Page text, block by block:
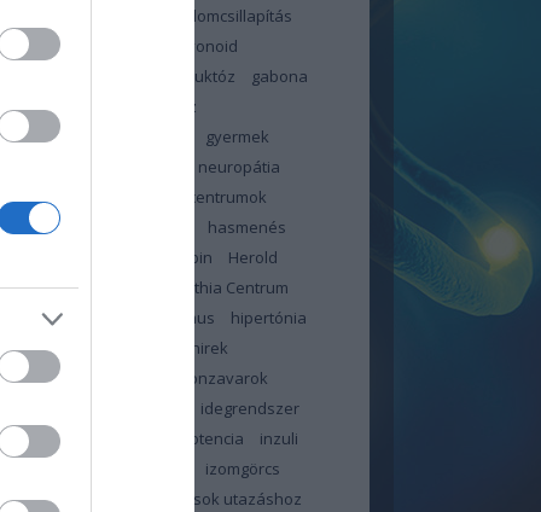
fájdalomcsillapítás
február
flavonoid
fruktóz
gabona
glikémiás index
glükóz
gyermek
gyermek neuropátia
gyermek neuropátia centrumok
gyümölcscukor
hasmenés
hemoglobin
Herold
Heves Megyei Neuropathia Centrum
hiperinzulinizmus
hipertónia
hirek
hormonzavarok
idegrendszer
immunrendszer impotencia
inzuli
izomgörcs
január
jó tanácsok utazáshoz